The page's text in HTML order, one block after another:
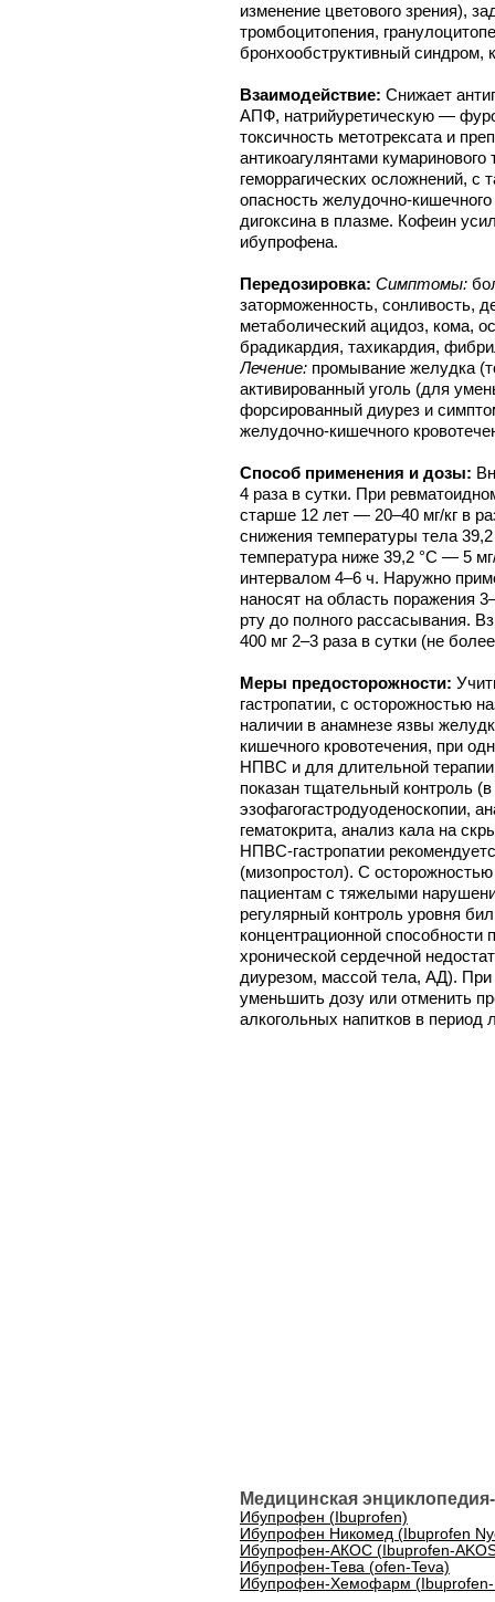
изменение цветового зрения),
тромбоцитопения,
бронхообструктивный синдром,
Взаимодействие: Снижает
АПФ, натрийуретическую —
токсичность метотрексата и
антикоагулянтами
геморрагических осложнений,
опасность желудочно-
дигоксина в плазме. Кофеин
ибупрофена.
Передозировка: Симптомы:
заторможенность, сонливость,
метаболический ацидоз, кома,
брадикардия, тахикардия,
Лечение: промывание желудка
активированный уголь (для
форсированный диурез и
желудочно-кишечного
Способ применения и дозы:
4 раза в сутки. При
старше 12 лет — 20–40 мг/кг в
снижения температуры тела
температура ниже 39,2 °C — 5
интервалом 4–6 ч. Наружно
наносят на область поражения
рту до полного рассасывания.
400 мг 2–3 раза в сутки (не
Меры предосторожности:
гастропатии, с осторожностью
наличии в анамнезе язвы
кишечного кровотечения, при
НПВС и для длительной
показан тщательный контроль
эзофагогастродуоденоскопии,
гематокрита, анализ кала на
НПВС-гастропатии
(мизопростол). С
пациентам с тяжелыми
регулярный контроль уровня
концентрационной способности
хронической сердечной
диурезом, массой тела, АД).
уменьшить дозу или отменить
алкогольных напитков в период
Медицинская
Ибупрофен (Ibuprofen)
Ибупрофен Никомед (Ibuprofen
Ибупрофен-АКОС (Ibuprofen-
Ибупрофен-Тева (ofen-Teva)
Ибупрофен-Хемофарм (Ibuprofen-